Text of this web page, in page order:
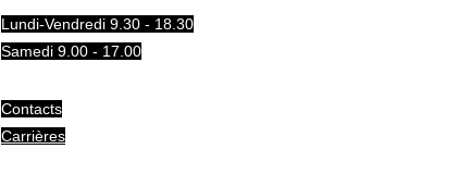
Lundi-Vendredi 9.30 - 18.30
Samedi 9.00 - 17.00
Contacts
Carrières